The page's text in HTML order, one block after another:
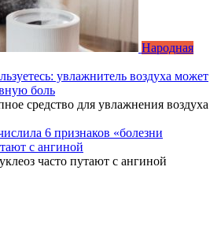
Народная
увлажнитель воздуха может
боль
средство для увлажнения воздуха
6 признаков «болезни
с ангиной
часто путают с ангиной